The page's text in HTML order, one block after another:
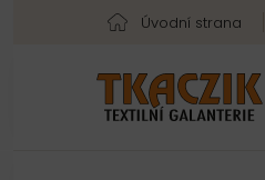
Úvodní strana